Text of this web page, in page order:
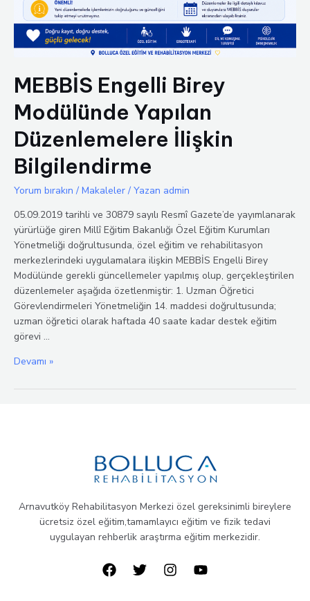
MEBBİS Engelli Birey
Modülünde Yapılan
Düzenlemelere İlişkin
Bilgilendirme
Yorum bırakın / Makaleler / Yazan admin
05.09.2019 tarihli ve 30879 sayılı Resmî Gazete’de yayımlanarak
yürürlüğe giren Millî Eğitim Bakanlığı Özel Eğitim Kurumları
Yönetmeliği doğrultusunda, özel eğitim ve rehabilitasyon
merkezlerindeki uygulamalara ilişkin MEBBİS Engelli Birey
Modülünde gerekli güncellemeler yapılmış olup, gerçekleştirilen
düzenlemeler aşağıda özetlenmiştir: 1. Uzman Öğretici
Görevlendirmeleri Yönetmeliğin 14. maddesi doğrultusunda;
uzman öğretici olarak haftada 40 saate kadar destek eğitim
görevi …
MEBBİS
Birey
Devamı »
Arnavutköy Rehabilitasyon Merkezi özel gereksinimli bireylere
ücretsiz özel eğitim,tamamlayıcı eğitim ve fizik tedavi
uygulayan rehberlik araştırma eğitim merkezidir.